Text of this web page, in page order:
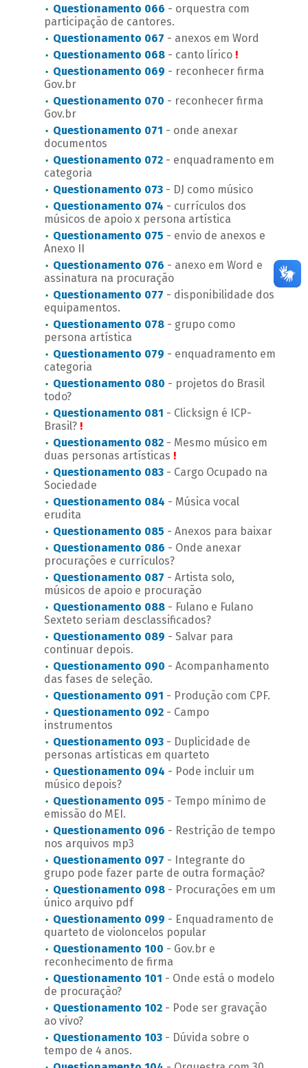
Questionamento 066 - orquestra com
participação de cantores.
Questionamento 067 - anexos em Word
Questionamento 068 - canto lírico !
Questionamento 069 - reconhecer firma
Gov.br
Questionamento 070 - reconhecer firma
Gov.br
Questionamento 071 - onde anexar
documentos
Questionamento 072 - enquadramento em
categoria
Questionamento 073 - DJ como músico
Questionamento 074 - currículos dos
músicos de apoio x persona artística
Questionamento 075 - envio de anexos e
Anexo II
Questionamento 076 - anexo em Word e
assinatura na procuração
Questionamento 077 - disponibilidade dos
equipamentos.
Questionamento 078 - grupo como
persona artística
Questionamento 079 - enquadramento em
categoria
Questionamento 080 - projetos do Brasil
todo?
Questionamento 081 - Clicksign é ICP-
Brasil? !
Questionamento 082 - Mesmo músico em
duas personas artísticas !
Questionamento 083 - Cargo Ocupado na
Sociedade
Questionamento 084 - Música vocal
erudita
Questionamento 085 - Anexos para baixar
Questionamento 086 - Onde anexar
procurações e currículos?
Questionamento 087 - Artista solo,
músicos de apoio e procuração
Questionamento 088 - Fulano e Fulano
Sexteto seriam desclassificados?
Questionamento 089 - Salvar para
continuar depois.
Questionamento 090 - Acompanhamento
das fases de seleção.
Questionamento 091 - Produção com CPF.
Questionamento 092 - Campo
instrumentos
Questionamento 093 - Duplicidade de
personas artísticas em quarteto
Questionamento 094 - Pode incluir um
músico depois?
Questionamento 095 - Tempo mínimo de
emissão do MEI.
Questionamento 096 - Restrição de tempo
nos arquivos mp3
Questionamento 097 - Integrante do
grupo pode fazer parte de outra formação?
Questionamento 098 - Procurações em um
único arquivo pdf
Questionamento 099 - Enquadramento de
quarteto de violoncelos popular
Questionamento 100 - Gov.br e
reconhecimento de firma
Questionamento 101 - Onde está o modelo
de procuração?
Questionamento 102 - Pode ser gravação
ao vivo?
Questionamento 103 - Dúvida sobre o
tempo de 4 anos.